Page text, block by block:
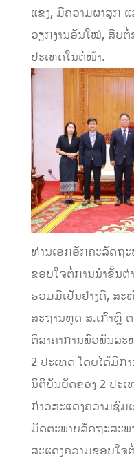
ແຂງ, ມີຄວາມຜາສຸກ
ວຽກງານອັນໃໝ່, ສືບ
ປະເທດໃນຕໍ່ໜ້າ.
ທ່ານເອກອັກຄະລັດຖ
ຂອບໃຈຕໍ່ການນຳຂັ້ນຕ່
ຮ່ວມມືເປັນຢ່າງດີ, ສ
ສະຖານທູດ ສ.ເກົາຫຼີ
ຕີລາຄາການພົວພັນລະ
2 ປະເທດ ໂດຍໄດ້ມີກ
ນິຕິບັນຍັດຂອງ 2 ປະ
ກ່າວສະແດງຄວາມຊົມ
ມິດຕະພາບລັດຖະສະພ
ສະແດງຄວາມຂອບໃຈ